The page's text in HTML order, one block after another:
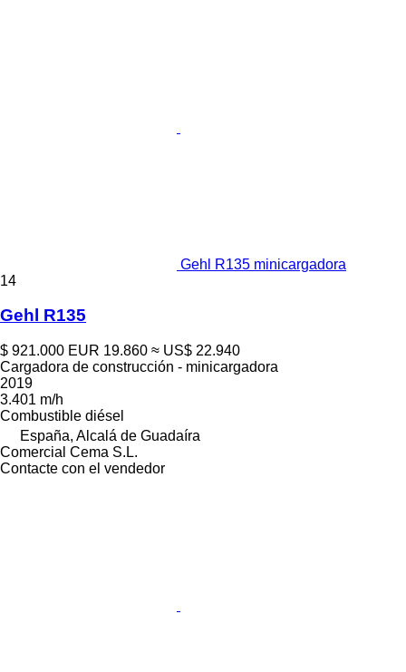
Gehl R135 minicargadora
14
Gehl R135
$ 921.000 EUR 19.860 ≈ US$ 22.940
Cargadora de construcción - minicargadora
2019
3.401 m/h
Combustible diésel
España, Alcalá de Guadaíra
Comercial Cema S.L.
Contacte con el vendedor